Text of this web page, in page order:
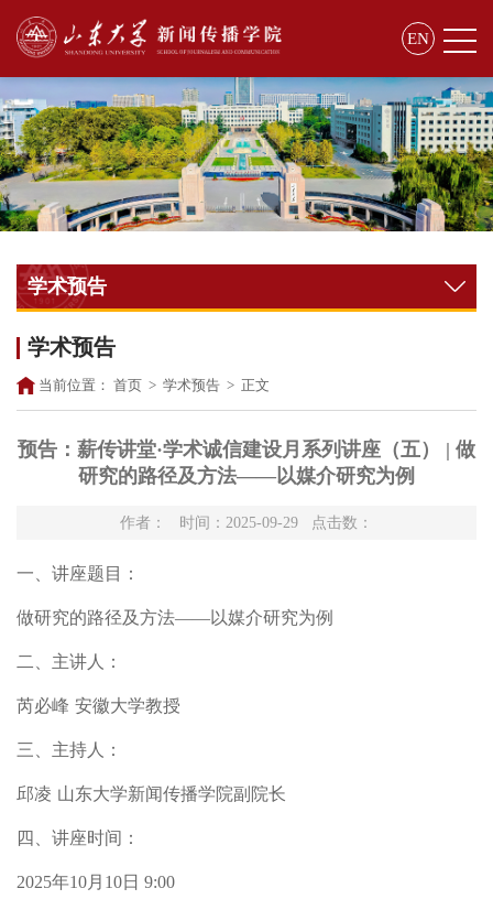
EN
学术预告
学术预告
当前位置： 首页 > 学术预告 > 正文
预告：薪传讲堂·学术诚信建设月系列讲座（五） | 做
研究的路径及方法——以媒介研究为例
作者： 时间：2025-09-29 点击数：
一、 讲座题目 ：
做研究的路径及方法——以媒介研究为例
二、 主讲人：
芮必峰 安徽大学教授
三、 主持人：
邱凌 山东大学新闻传播学院副院长
四、 讲座时间：
2025年10月10日 9:00